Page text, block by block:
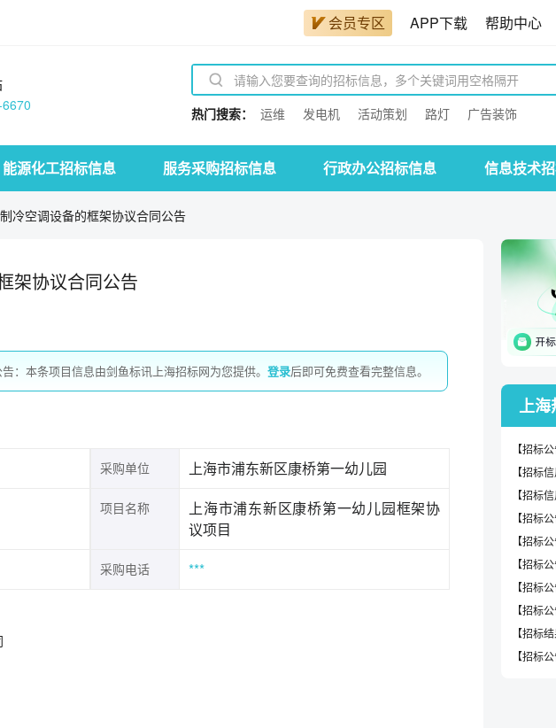
会员专区 APP下载 帮助中心
热门搜索： 运维 发电机 活动策划 路灯 广告装饰
能源化工招标信息 服务采购招标信息 行政办公招标信息 信息技术
制冷空调设备的框架协议合同公告
架协议合同公告
：本条项目信息由剑鱼标讯上海招标网为您提供。 登录后即可免费查看完整信息。
采购单位 上海市浦东新区康桥第一幼儿园
项目名称
上海市浦东新区康桥第一幼儿园框架协
议项目
采购电话 ***
上海